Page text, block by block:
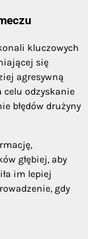
kluczowych
się
agresywną
celu odzyskanie
błędów drużyny
głębiej, aby
im lepiej
gdy